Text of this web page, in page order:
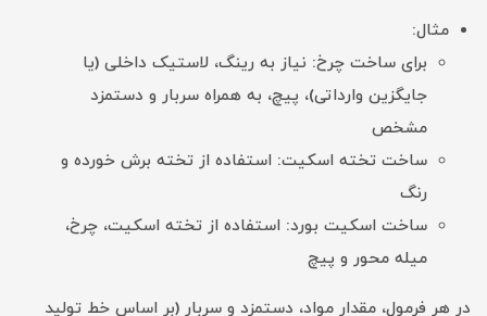
مثال:
برای ساخت چرخ: نیاز به رینگ، لاستیک داخلی (یا
جایگزین وارداتی)، پیچ، به همراه سربار و دستمزد
مشخص
ساخت تخته اسکیت: استفاده از تخته برش خورده و
رنگ
ساخت اسکیت بورد: استفاده از تخته اسکیت، چرخ،
میله محور و پیچ
در هر فرمول، مقدار مواد، دستمزد و سربار (بر اساس خط تولید